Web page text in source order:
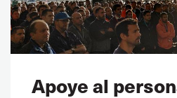
Apoye al